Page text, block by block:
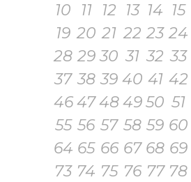
10
11 12 13 14 15
19 20 21 22 23 24
28 29 30 31 32 33
37 38 39 40 41 42
46 474849 50 51
55 56 57 58 59 60
64 65 66 67 68 69
73 74 75 76 77 78